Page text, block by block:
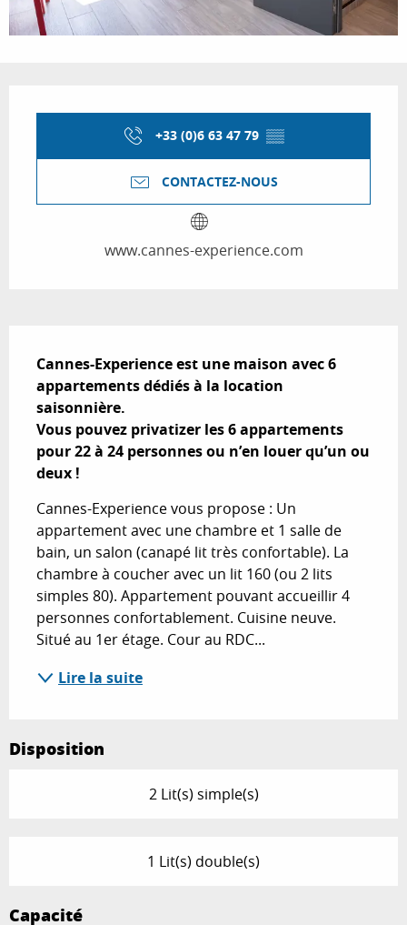
+33 (0)6 63 47 79 ▒▒
CONTACTEZ-NOUS
www.cannes-experience.com
Cannes-Experience est une maison avec 6
appartements dédiés à la location
saisonnière.
Vous pouvez privatizer les 6 appartements
pour 22 à 24 personnes ou n’en louer qu’un ou
deux !
Cannes-Experience vous propose : Un
appartement avec une chambre et 1 salle de
bain, un salon (canapé lit très confortable). La
chambre à coucher avec un lit 160 (ou 2 lits
simples 80). Appartement pouvant accueillir 4
personnes confortablement. Cuisine neuve.
Situé au 1er étage. Cour au RDC...
Lire la suite
Disposition
2 Lit(s) simple(s)
1 Lit(s) double(s)
Capacité